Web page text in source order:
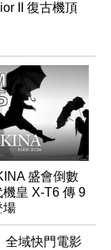
II 復古機頂
盛會倒數
皇 X-T6 傳 9
場
全域快門電影